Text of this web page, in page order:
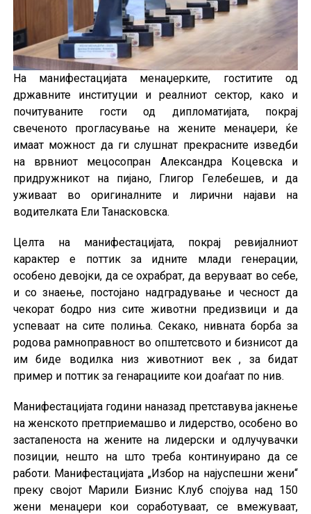
На манифестацијата менаџерките, гоститите од
државните институции и реалниот сектор, како и
почитуваните гости од дипломатијата, покрај
свеченото прогласување на жените менаџери, ќе
имаат можност да ги слушнат прекрасните изведби
на врвниот мецосопран Александра Коцевска и
придружникот на пијано, Глигор Гелебешев, и да
уживаат во оригиналните и лирични најави на
водителката Ели Танасковска.
Целта на манифестацијата, покрај ревијалниот
карактер е поттик за идните млади генерации,
особено девојки, да се охрабрат, да веруваат во себе,
и со знаење, постојано надградување и чесност да
чекорат бодро низ сите животни предизвици и да
успеваат на сите полиња. Секако, нивната борба за
родова рамноправност во општетсвото и бизнисот да
им биде водилка низ животниот век , за бидат
пример и поттик за генарациите кои доаѓаат по нив.
Манифестацијата години наназад претставува јакнење
на женското претприемашво и лидерство, особено во
застапеноста на жените на лидерски и одлучувачки
позиции, нешто на што треба континуирано да се
работи. Манифестацијата „Избор на најуспешни жени“
преку својот Марили Бизнис Клуб спојува над 150
жени менаџери кои соработуваат, се вмежуваат,